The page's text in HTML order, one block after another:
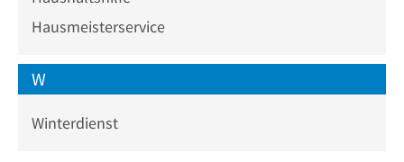
Hausmeisterservice
W
Winterdienst